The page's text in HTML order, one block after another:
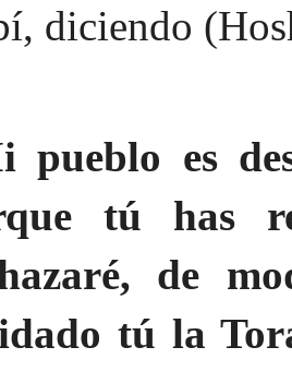
diciendo
pueblo es
tú has
de
tú la